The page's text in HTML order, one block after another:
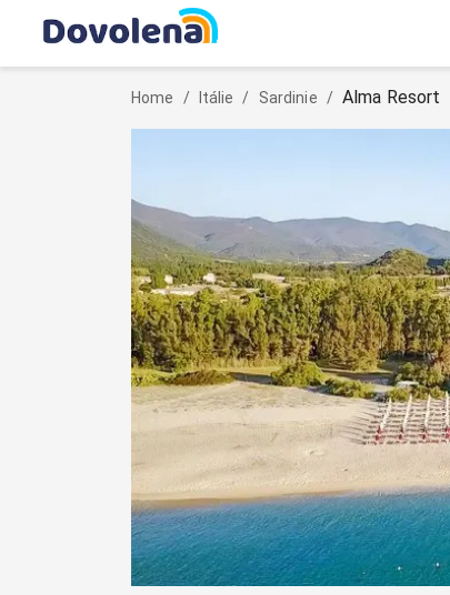
Home / Itálie / Sardinie / Alma Resort